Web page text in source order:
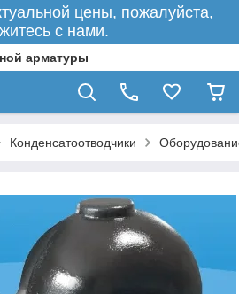
цены, пожалуйста,
с нами.
арматуры
Конденсатоотводчики